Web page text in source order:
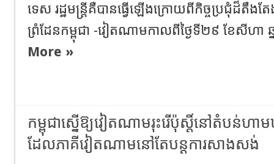
ទេស រដ្ឋមន្ត្រីគឺបានធ្វើឡើងក្រោយពីកិច្ចប្រជុំដ៏តឹងតែ
ព្រំដែនកម្ពុជា -វៀតណាមកាលពីថ្ងៃទី២៩ ខែសីហា
More »
កម្ពុជាស្នើឱ្យវៀតណាមរុះរើប៉ុស្តិ៍នៅតំបន់ហាម
ដែលភាគីវៀតណាមនៅតែបន្តការសាងសង់